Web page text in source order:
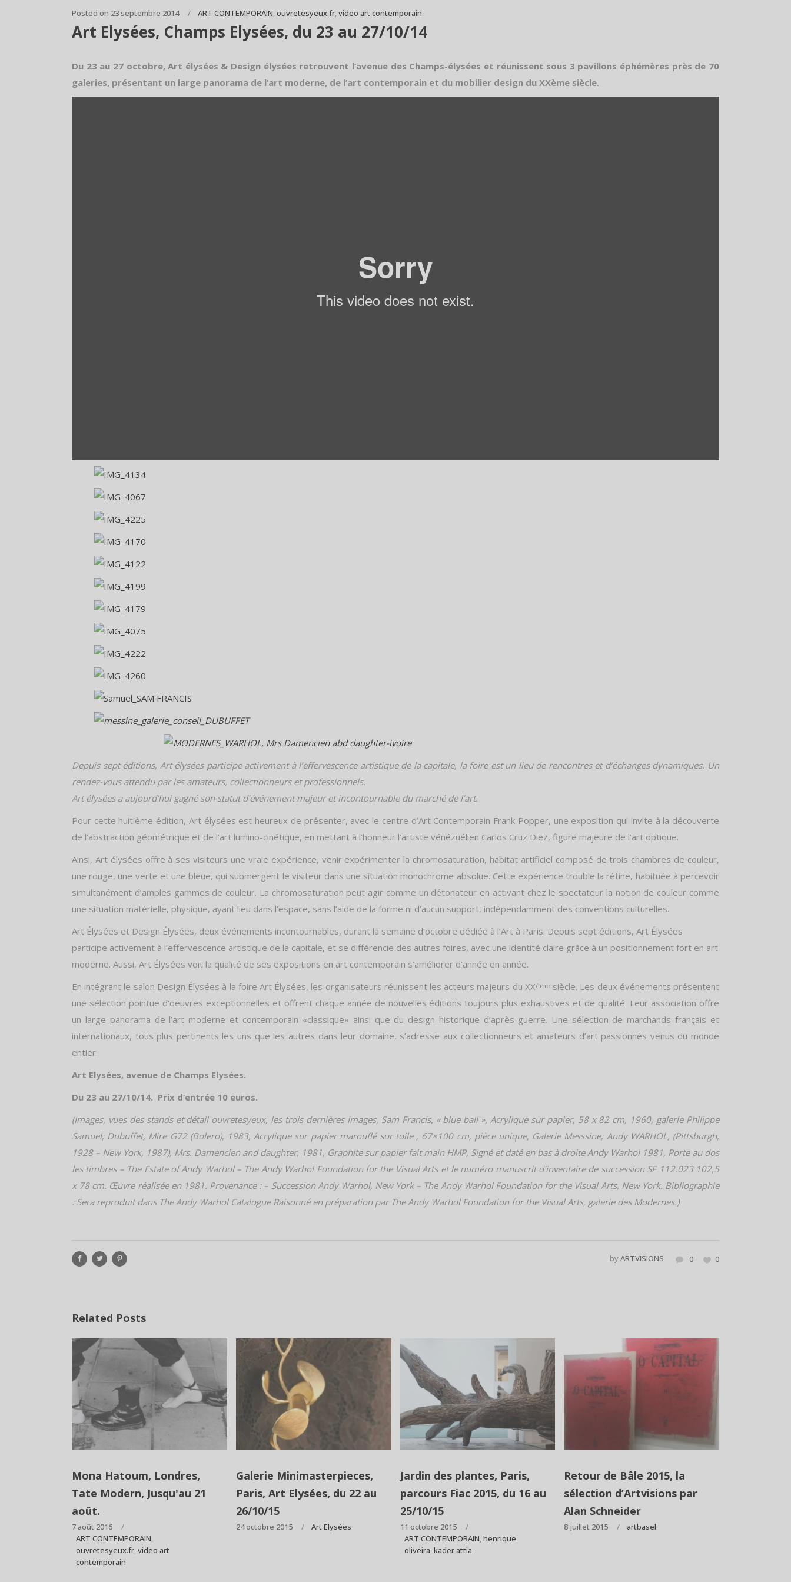
Posted on 23 septembre 2014 ART CONTEMPORAIN,ouvretesyeux.fr,video art contemporain
Art Elysées, Champs Elysées, du 23 au 27/10/14
Du 23 au 27 octobre, Art élysées & Design élysées retrouvent l’avenue des Champs-élysées et réunissent sous 3 pavillons éphémères près de 70
galeries, présentant un large panorama de l’art moderne, de l’art contemporain et du mobilier design du XXème siècle.
Depuis sept éditions, Art élysées participe activement à l’effervescence artistique de la capitale, la foire est un lieu de rencontres et d’échanges dynamiques. Un
rendez-vous attendu par les amateurs, collectionneurs et professionnels.
Art élysées a aujourd’hui gagné son statut d’événement majeur et incontournable du marché de l’art.
Pour cette huitième édition, Art élysées est heureux de présenter, avec le centre d’Art Contemporain Frank Popper, une exposition qui invite à la découverte
de l’abstraction géométrique et de l’art lumino-cinétique, en mettant à l’honneur l’artiste vénézuélien Carlos Cruz Diez, figure majeure de l’art optique.
Ainsi, Art élysées offre à ses visiteurs une vraie expérience, venir expérimenter la chromosaturation, habitat artificiel composé de trois chambres de couleur,
une rouge, une verte et une bleue, qui submergent le visiteur dans une situation monochrome absolue. Cette expérience trouble la rétine, habituée à percevoir
simultanément d’amples gammes de couleur. La chromosaturation peut agir comme un détonateur en activant chez le spectateur la notion de couleur comme
une situation matérielle, physique, ayant lieu dans l’espace, sans l’aide de la forme ni d’aucun support, indépendamment des conventions culturelles.
Art Élysées et Design Élysées, deux événements incontournables, durant la semaine d’octobre dédiée à l’Art à Paris. Depuis sept éditions, Art Élysées
participe activement à l’effervescence artistique de la capitale, et se différencie des autres foires, avec une identité claire grâce à un positionnement fort en art
moderne. Aussi, Art Élysées voit la qualité de ses expositions en art contemporain s’améliorer d’année en année.
En intégrant le salon Design Élysées à la foire Art Élysées, les organisateurs réunissent les acteurs majeurs du XXème siècle. Les deux événements présentent
une sélection pointue d’oeuvres exceptionnelles et offrent chaque année de nouvelles éditions toujours plus exhaustives et de qualité. Leur association offre
un large panorama de l’art moderne et contemporain «classique» ainsi que du design historique d’après-guerre. Une sélection de marchands français et
internationaux, tous plus pertinents les uns que les autres dans leur domaine, s’adresse aux collectionneurs et amateurs d’art passionnés venus du monde
entier.
Art Elysées, avenue de Champs Elysées.
Du 23 au 27/10/14. Prix d’entrée 10 euros.
(Images, vues des stands et détail ouvretesyeux, les trois dernières images, Sam Francis, « blue ball », Acrylique sur papier, 58 x 82 cm, 1960, galerie Philippe
Samuel; Dubuffet, Mire G72 (Bolero), 1983, Acrylique sur papier marouflé sur toile , 67×100 cm, pièce unique, Galerie Messsine; Andy WARHOL, (Pittsburgh,
1928 – New York, 1987), Mrs. Damencien and daughter, 1981, Graphite sur papier fait main HMP, Signé et daté en bas à droite Andy Warhol 1981, Porte au dos
les timbres – The Estate of Andy Warhol – The Andy Warhol Foundation for the Visual Arts et le numéro manuscrit d’inventaire de succession SF 112.023 102,5
x 78 cm. Œuvre réalisée en 1981. Provenance : – Succession Andy Warhol, New York – The Andy Warhol Foundation for the Visual Arts, New York. Bibliographie
: Sera reproduit dans The Andy Warhol Catalogue Raisonné en préparation par The Andy Warhol Foundation for the Visual Arts, galerie des Modernes.)
byARTVISIONS 0 0
Related Posts
Mona Hatoum, Londres,
Tate Modern, Jusqu'au 21
août.
7 août 2016
ART CONTEMPORAIN
ouvretesyeux.fr video art
contemporain
Galerie Minimasterpieces,
Paris, Art Elysées, du 22 au
26/10/15
24 octobre 2015 Art Elysées
Jardin des plantes, Paris,
parcours Fiac 2015, du 16 au
25/10/15
11 octobre 2015
ART CONTEMPORAIN henrique
oliveira kader attia
Retour de Bâle 2015, la
sélection d’Artvisions par
Alan Schneider
8 juillet 2015 artbasel